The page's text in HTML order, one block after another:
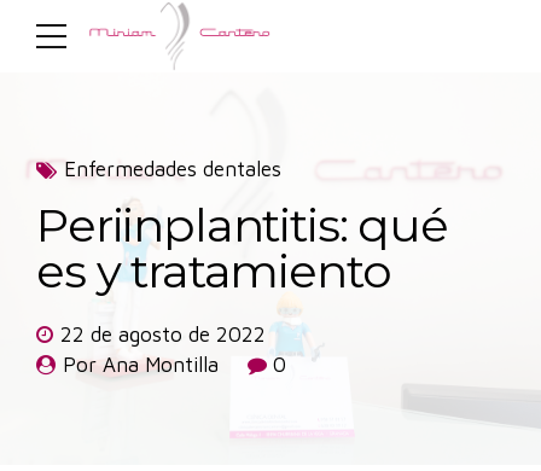
Enfermedades dentales
Periinplantitis: qué
es y tratamiento
22 de agosto de 2022
Por Ana Montilla
0